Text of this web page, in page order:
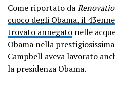
Come riportato da
cuoco degli Obama, il
trovato annegato nelle
Obama nella
Campbell aveva lavorato
la presidenza Obama.